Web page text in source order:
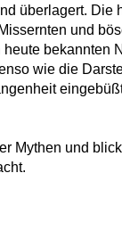
überlagert. Die
und
bekannten
wie die
Mythen und